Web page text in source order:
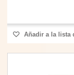
Añadir a la lista